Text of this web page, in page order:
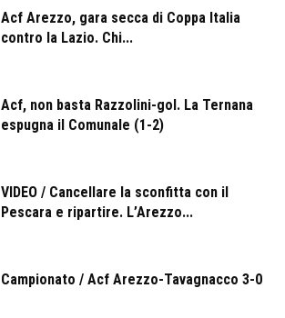
Acf Arezzo, gara secca di Coppa Italia
contro la Lazio. Chi...
Acf, non basta Razzolini-gol. La Ternana
espugna il Comunale (1-2)
VIDEO / Cancellare la sconfitta con il
Pescara e ripartire. L’Arezzo...
Campionato / Acf Arezzo-Tavagnacco 3-0